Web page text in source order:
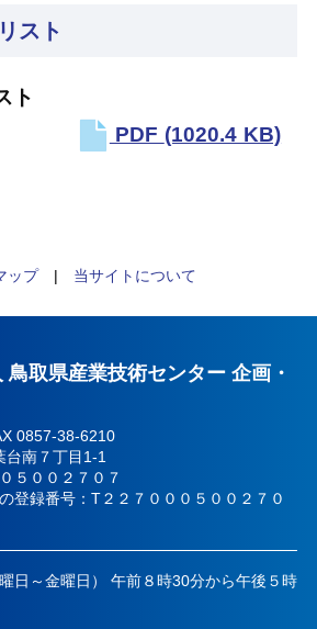
スト
文献リスト
PDF (1020.4 KB)
ップ| 当サイトについて
取県産業技術センター 企画・
0857-38-6210
台南７丁目1-1
５００２７０７
登録番号：T２２７０００５００２７０
日～金曜日） 午前８時30分から午後５時